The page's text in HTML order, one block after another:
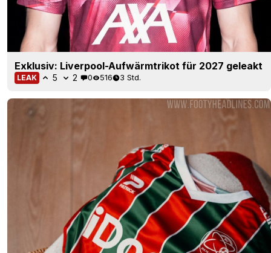
Exklusiv: Liverpool-Aufwärmtrikot für 2027 geleakt
LEAK 5 2 0 516 3 Std.